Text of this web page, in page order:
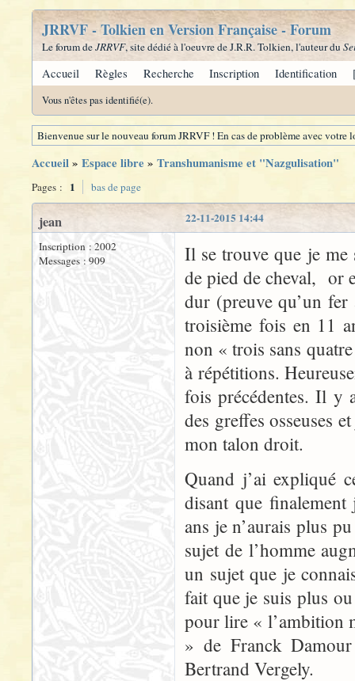
JRRVF - Tolkien en Version Française - Forum
Le forum deJRRVF, site dédié à l'oeuvre de J.R.R. Tolkien, l'auteur du
Accueil Règles Recherche Inscription Identification
Vous n'êtes pas identifié(e).
Bienvenue sur le nouveau forum JRRVF ! En cas de problème avec
Accueil» Espace libre » Transhumanisme et "Nazgulisation"
Pages : 1 bas de page
22-11-2015 14:44
jean
Inscription : 2002
Messages : 909
Il se trouve que je me
de pied de cheval, or
dur (preuve qu’un fer
troisième fois en 11
non « trois sans
à répétitions.
fois précédentes. Il y
des greffes osseuses
mon talon droit.
Quand j’ai expliqué
disant que
ans je n’aurais plus
sujet de l’homme
un sujet que je
fait que je suis plus
pour lire « l’ambition
» de Franck
Bertrand Vergely.